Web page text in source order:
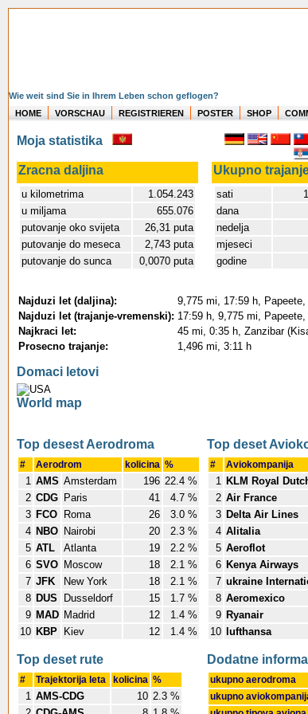
Wie weit sind Sie in Ihrem Leben schon geflogen?
HOME
VORSCHAU REGISTRIEREN POSTER SHOP
Moja statistika
Zracna daljina Ukupno
u kilometrima
1.054.243
u miljama
655.076
putovanje oko svijeta
26,31 puta
putovanje do meseca
2,743 puta
putovanje do sunca
0,0070 puta
sati
dana
nedelja
mjeseci
godine
Najduzi let (daljina):
9,775 mi, 17:59 h,
Najduzi let (trajanje-vremenski): 17:59 h, 9,775 mi,
Najkraci let:
45 mi, 0:35 h, Zanzibar
Prosecno trajanje:
1,496 mi, 3:11 h
Domaci letovi
World map
Top desest Aerodroma
# Aerodrom kolicina %
1 AMS Amsterdam 196 22.4 %
2 CDG Paris 41
4.7 %
3 FCO Roma 26
3.0 %
4 NBO Nairobi 20
2.3 %
5 ATL Atlanta 19
2.2 %
6 SVO Moscow 18
2.1 %
7 JFK New York 18
2.1 %
8 DUS Dusseldorf 15
1.7 %
9 MAD Madrid 12
1.4 %
10 KBP Kiev 12 1.4 %
Top deset
# Aviokompanija
1 KLM Royal
2 Air France
3 Delta Air Lines
4 Alitalia
5 Aeroflot
6 Kenya Airways
7 ukraine
8 Aeromexico
9 Ryanair
10
lufthansa
Top deset rute
# Trajektorija leta kolicina %
1 AMS-CDG 10 2.3 %
Dodatne
ukupno aerodroma
ukupno